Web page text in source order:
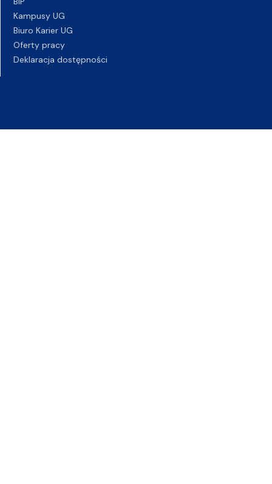
Kampusy UG
Biuro Karier UG
Oferty pracy
Deklaracja dostępności